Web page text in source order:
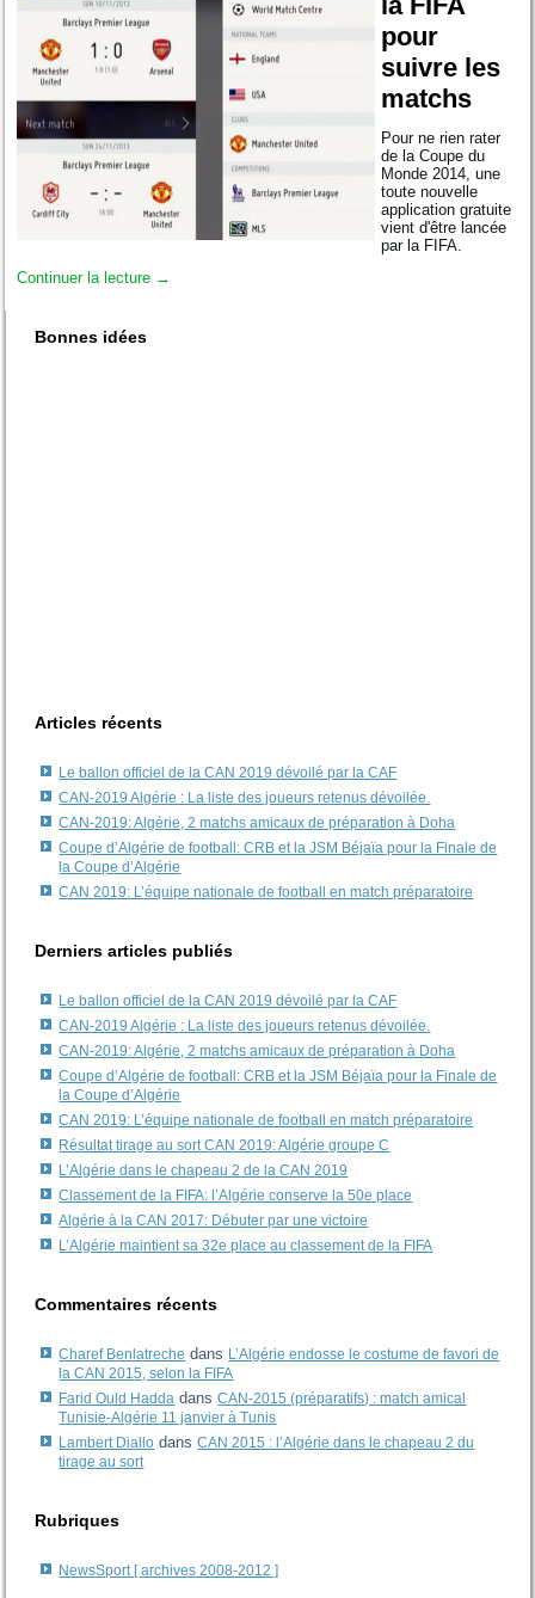
pour
suivre les
matchs
Pour ne rien rater
de la Coupe du
Monde 2014, une
toute nouvelle
application gratuite
vient d'être lancée
par la FIFA.
Continuer la lecture →
Bonnes idées
Articles récents
Le ballon officiel de la CAN 2019 dévoilé par la CAF
CAN-2019 Algérie : La liste des joueurs retenus dévoilée.
CAN-2019: Algérie, 2 matchs amicaux de préparation à Doha
Coupe d’Algérie de football: CRB et la JSM Béjaïa pour la Finale de
la Coupe d’Algérie
CAN 2019: L’équipe nationale de football en match préparatoire
Derniers articles publiés
Le ballon officiel de la CAN 2019 dévoilé par la CAF
CAN-2019 Algérie : La liste des joueurs retenus dévoilée.
CAN-2019: Algérie, 2 matchs amicaux de préparation à Doha
Coupe d’Algérie de football: CRB et la JSM Béjaïa pour la Finale de
la Coupe d’Algérie
CAN 2019: L’équipe nationale de football en match préparatoire
Résultat tirage au sort CAN 2019: Algérie groupe C
L’Algérie dans le chapeau 2 de la CAN 2019
Classement de la FIFA: l’Algérie conserve la 50e place
Algérie à la CAN 2017: Débuter par une victoire
L’Algérie maintient sa 32e place au classement de la FIFA
Commentaires récents
Charef Benlatreche dans L’Algérie endosse le costume de favori de
la CAN 2015, selon la FIFA
Farid Ould Hadda dansCAN-2015 (préparatifs) : match amical
Tunisie-Algérie 11 janvier à Tunis
Lambert Diallo dansCAN 2015 : l’Algérie dans le chapeau 2 du
tirage au sort
Rubriques
NewsSport [ archives 2008-2012 ]